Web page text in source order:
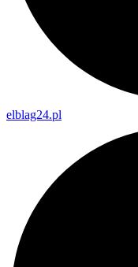
elblag24.pl